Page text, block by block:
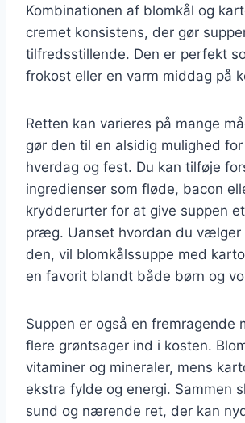
Kombinationen af blomkål og
cremet konsistens, der gør
tilfredsstillende. Den er perfekt
frokost eller en varm middag på
Retten kan varieres på mange
gør den til en alsidig mulighed
hverdag og fest. Du kan tilføje
ingredienser som fløde, bacon
krydderurter for at give suppen
præg. Uanset hvordan du vælger
den, vil blomkålssuppe med
en favorit blandt både børn og
Suppen er også en fremragende
flere grøntsager ind i kosten.
vitaminer og mineraler, mens
ekstra fylde og energi. Sammen
sund og nærende ret, der kan